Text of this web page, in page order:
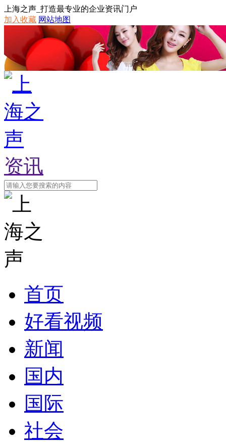
上海之声_打造最专业的企业资讯门户
加入收藏 网站地图
资讯
首页
好看视频
新闻
国内
国际
社会